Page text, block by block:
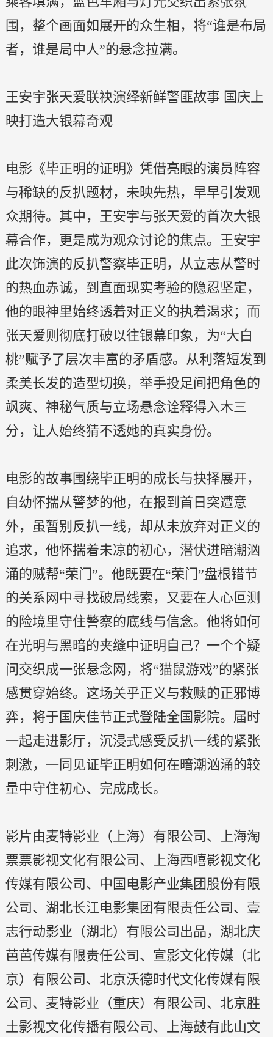
围，整个画面如展开的众生相，将“谁是布局
者，谁是局中人”的悬念拉满。
王安宇张天爱联袂演绎新鲜警匪故事 国庆上
映打造大银幕奇观
电影《毕正明的证明》凭借亮眼的演员阵容
与稀缺的反扒题材，未映先热，早早引发观
众期待。其中，王安宇与张天爱的首次大银
幕合作，更是成为观众讨论的焦点。王安宇
此次饰演的反扒警察毕正明，从立志从警时
的热血赤诚，到直面现实考验的隐忍坚定，
他的眼神里始终透着对正义的执着渴求；而
张天爱则彻底打破以往银幕印象，为“大白
桃”赋予了层次丰富的矛盾感。从利落短发到
柔美长发的造型切换，举手投足间把角色的
飒爽、神秘气质与立场悬念诠释得入木三
分，让人始终猜不透她的真实身份。
电影的故事围绕毕正明的成长与抉择展开，
自幼怀揣从警梦的他，在报到首日突遭意
外，虽暂别反扒一线，却从未放弃对正义的
追求，他怀揣着未凉的初心，潜伏进暗潮汹
涌的贼帮“荣门”。他既要在“荣门”盘根错节
的关系网中寻找破局线索，又要在人心叵测
的险境里守住警察的底线与信念。他将如何
在光明与黑暗的夹缝中证明自己？一个个疑
问交织成一张悬念网，将“猫鼠游戏”的紧张
感贯穿始终。这场关乎正义与救赎的正邪博
弈，将于国庆佳节正式登陆全国影院。届时
一起走进影厅，沉浸式感受反扒一线的紧张
刺激，一同见证毕正明如何在暗潮汹涌的较
量中守住初心、完成成长。
影片由麦特影业（上海）有限公司、上海淘
票票影视文化有限公司、上海西嘻影视文化
传媒有限公司、中国电影产业集团股份有限
公司、湖北长江电影集团有限责任公司、壹
志行动影业（湖北）有限公司出品，湖北庆
芭芭传媒有限责任公司、宣影文化传媒（北
京）有限公司、北京沃德时代文化传媒有限
公司、麦特影业（重庆）有限公司、北京胜
土影视文化传播有限公司、上海鼓有此山文